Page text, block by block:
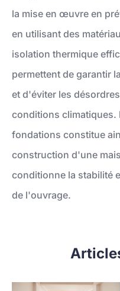
la mise en œuvre en
en utilisant des
isolation thermique
permettent de garantir
et d'éviter les
conditions climatiques.
fondations constitue
construction d'une
conditionne la stabilité
de l'ouvrage.